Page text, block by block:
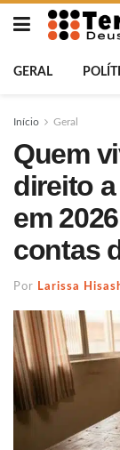
GERAL
Início Geral
Quem
direito
em
contas
Por Larissa